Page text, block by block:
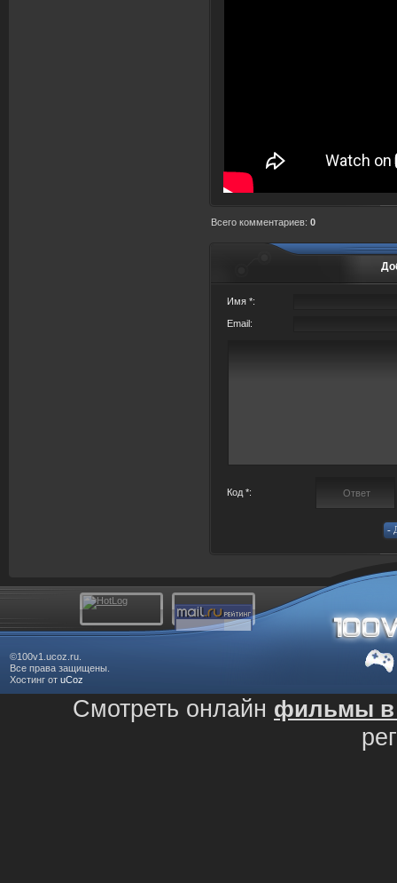
Всего комментариев: 0
Имя *:
Email:
Код *:
©100v1.ucoz.ru.
Все права защищены.
Хостинг от uCoz
Смотреть онлайн фильмы в